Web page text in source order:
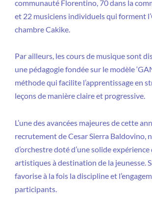
communauté Florentino, 70 dans la
et 22 musiciens individuels qui forment
chambre Cakike.
Par ailleurs, les cours de musique sont
une pédagogie fondée sur le modèle
méthode qui facilite l’apprentissage en
leçons de manière claire et progressive.
L’une des avancées majeures de cette
recrutement de Cesar Sierra Baldovino,
d’orchestre doté d’une solide
artistiques à destination de la jeunesse.
favorise à la fois la discipline et
participants.